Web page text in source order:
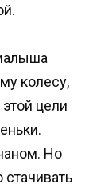
колесу,
цели
Но